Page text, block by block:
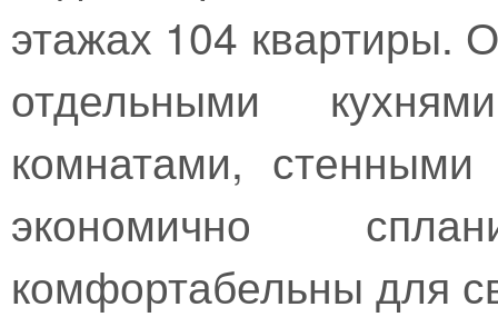
этажах 104 квартиры.
отдельными
комнатами,
экономично
комфортабельны для